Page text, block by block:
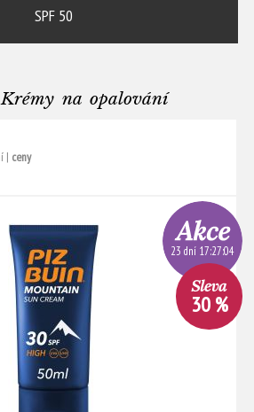
SPF 50
na opalování
| ceny
23 dní 17:27:03
30 %